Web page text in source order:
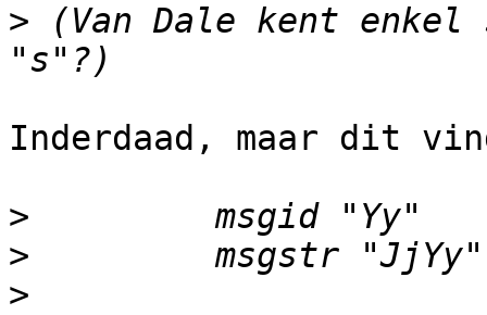
> (Van Dale kent
Inderdaad, maar dit
>
>
>